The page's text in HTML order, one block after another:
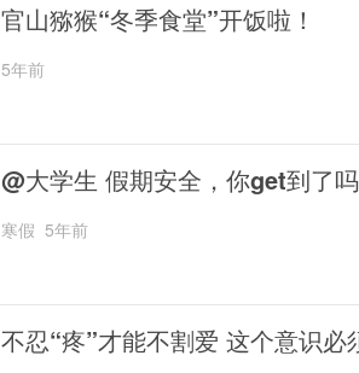
官山猕猴“冬季食堂”开饭啦！
5年前
@大学生 假期安全，你get到了
寒假 5年前
不忍“疼”才能不割爱 这个意识必